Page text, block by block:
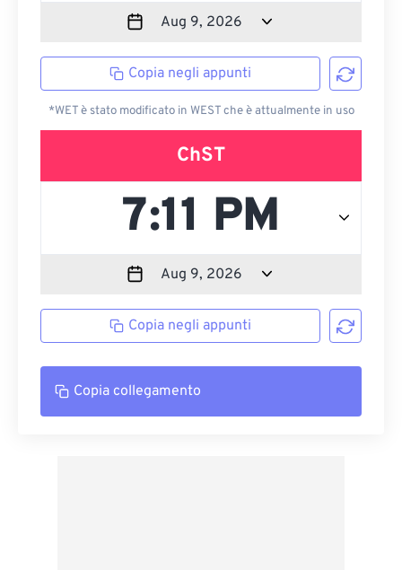
Copia negli appunti
*WET è stato modificato in WEST che è attualmente in uso
ChST
Copia negli appunti
Copia collegamento